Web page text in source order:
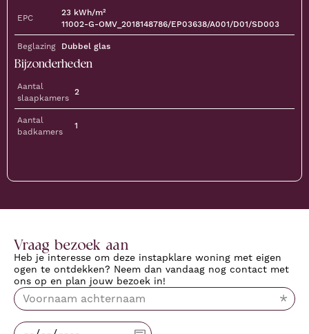
EPC 23 kWh/m²
11002-G-OMV_2018148786/EP03638/A001/D01/SD003
Beglazing Dubbel glas
Bijzonderheden
Aantal
slaapkamers
2
Aantal
badkamers
1
Vraag bezoek aan
Heb je interesse om deze instapklare woning met eigen
ogen te ontdekken? Neem dan vandaag nog contact met
ons op en plan jouw bezoek in!